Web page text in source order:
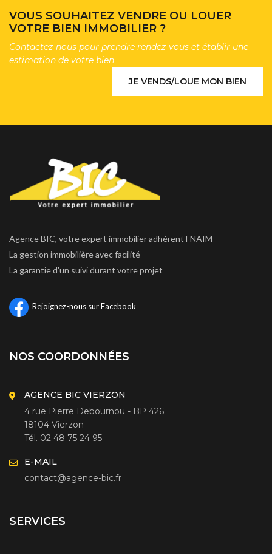
un espace de stockage appréciable.
Le sous-sol accueille un garage, complété à l'extérieur par un
car-port, permettant de stationner plusieurs véhicules.
À l'extérieur, vous profiterez d'un jardin entièrement clos,
Une maison fonctionnelle et lumineuse, offrant de nombreux
proximité des commodités.
VOUS SOUHAITEZ VENDRE OU LOUER
VOTRE BIEN IMMOBILIER ?
Contactez-nous pour prendre rendez-vous et établir une
estimation de votre bien
JE VENDS/LOUE MON BIEN
Agence BIC, votre expert immobilier adhérent FNAIM
La gestion immobilière avec facilité
La garantie d'un suivi durant votre projet
Rejoignez-nous sur Facebook
NOS COORDONNÉES
AGENCE BIC VIERZON
4 rue Pierre Debournou - BP 426
18104 Vierzon
Tél. 02 48 75 24 95
E-MAIL
contact@agence-bic.fr
SERVICES